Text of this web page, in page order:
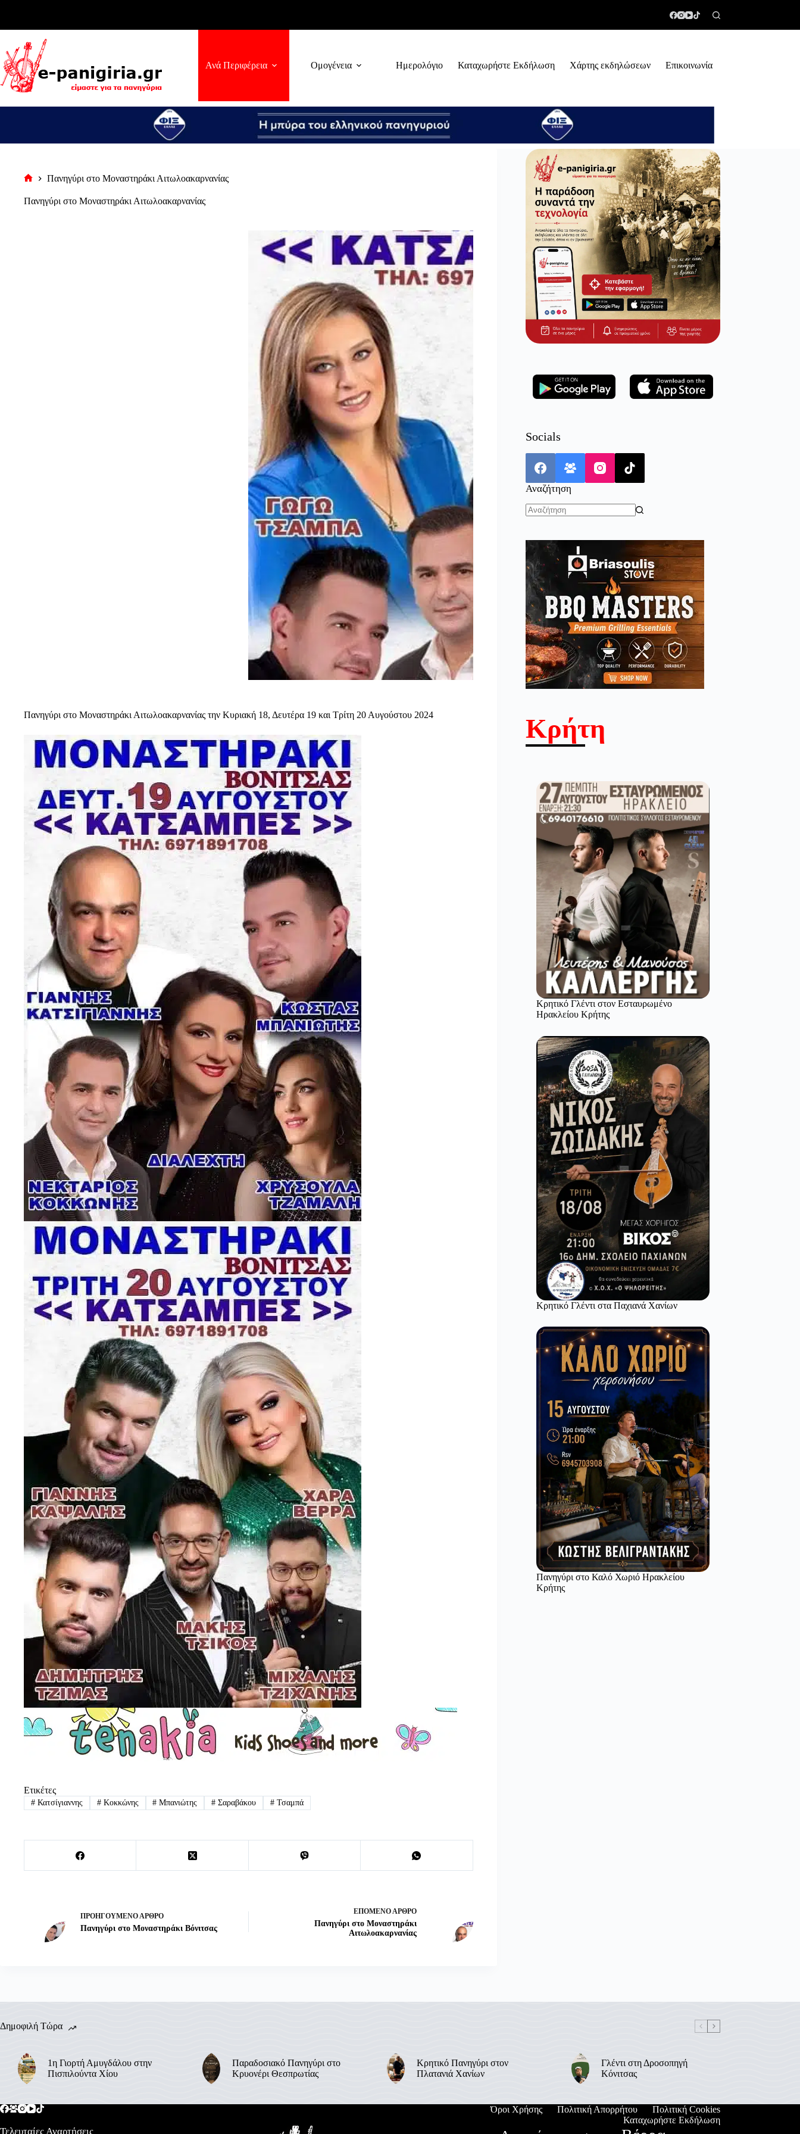
Ανά Περιφέρεια Ομογένεια Ημερολόγιο Καταχωρήστε Εκδήλωση Χάρτης εκδηλώσεων Επικοινωνία
σελίδα
Πανηγύρι στο Μοναστηράκι Αιτωλοακαρνανίας
Πανηγύρι στο Μοναστηράκι Αιτωλοακαρνανίας
Πανηγύρι στο Μοναστηράκι Αιτωλοακαρνανίας την Κυριακή 18, Δευτέρα 19 και Τρίτη 20 Αυγούστου 2024
Ετικέτες
#Κατσίγιαννης #Κοκκώνης # Μπανιώτης # Σαραβάκου # Τσαμπά
ΠΡΟΗΓΟΎΜΕΝΟΆΡΘΡΟ
Πανηγύρι στο Μοναστηράκι Βόνιτσας
ΕΠΌΜΕΝΟΆΡΘΡΟ
Πανηγύρι στο Μοναστηράκι
Αιτωλοακαρνανίας
Socials
Αναζήτηση
Κρήτη
Κρητικό Γλέντι στον Εσταυρωμένο
Ηρακλείου Κρήτης
Κρητικό Γλέντι στα Παχιανά Χανίων
Πανηγύρι στο Καλό Χωριό Ηρακλείου
Κρήτης
Δημοφιλή Τώρα
1η Γιορτή Αμυγδάλου στην
Πισπιλούντα Χίου
Παραδοσιακό Πανηγύρι στο
Κρυονέρι Θεσπρωτίας
Κρητικό Πανηγύρι στον
Πλατανιά Χανίων
Γλέντι στη Δροσοπηγή
Κόνιτσας
Όροι Χρήσης Πολιτική Απορρήτου
Πολιτική Cookies
Καταχωρήστε Εκδήλωση
Τελευταίες Αναρτήσεις